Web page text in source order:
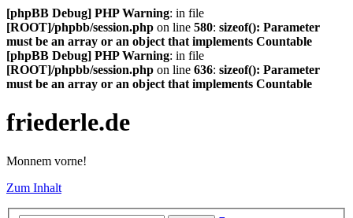
[phpBB Debug] PHP Warning: in file
[ROOT]/phpbb/session.php on line 580: sizeof(): Parameter
must be an array or an object that implements Countable
[phpBB Debug] PHP Warning: in file
[ROOT]/phpbb/session.php on line 636: sizeof(): Parameter
must be an array or an object that implements Countable
friederle.de
Monnem vorne!
Zum Inhalt